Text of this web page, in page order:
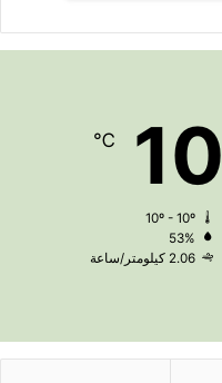
10
℃
53%
2.06 كيلومتر/ساعة